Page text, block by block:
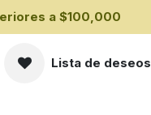
a ​$100,000
Lista de deseos